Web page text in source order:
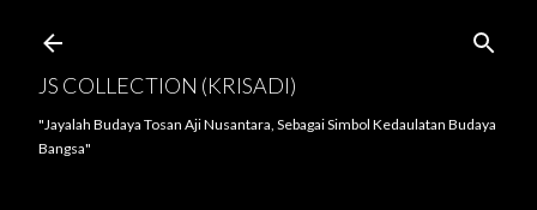
JS COLLECTION (KRISADI)
"Jayalah Budaya Tosan Aji Nusantara, Sebagai Simbol Kedaulatan Budaya
Bangsa"